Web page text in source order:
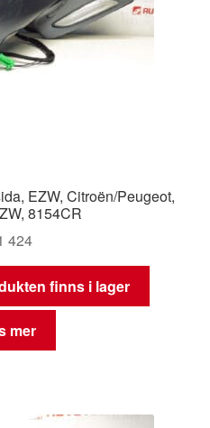
EZW, Citroën/Peugeot,
8154CR
424
finns i lager
mer